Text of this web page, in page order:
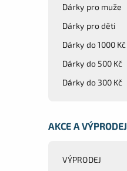
Dárky pro muže
Dárky pro děti
Dárky do 1000 Kč
Dárky do 500 Kč
Dárky do 300 Kč
AKCE A VÝPRODEJ
VÝPRODEJ